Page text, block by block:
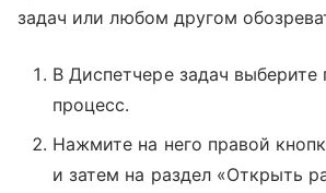
задач или любом другом
В Диспетчере задач выберите
процесс.
Нажмите на него правой
и затем на раздел «Открыть